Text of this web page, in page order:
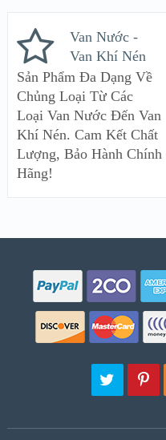
Van Nước -
Van Khí Nén
Sản Phẩm Đa Dạng Về
Chủng Loại Từ Các
Loại Van Nước Đến Van
Khí Nén. Cam Kết Chất
Lượng, Bảo Hành Chính
Hãng!